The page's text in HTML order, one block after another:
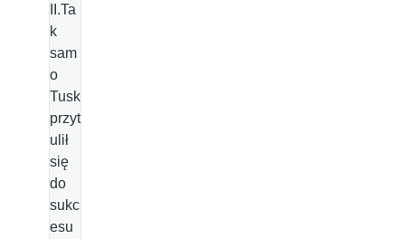
II.Ta
k
sam
o
Tusk
przyt
ulił
się
do
sukc
esu